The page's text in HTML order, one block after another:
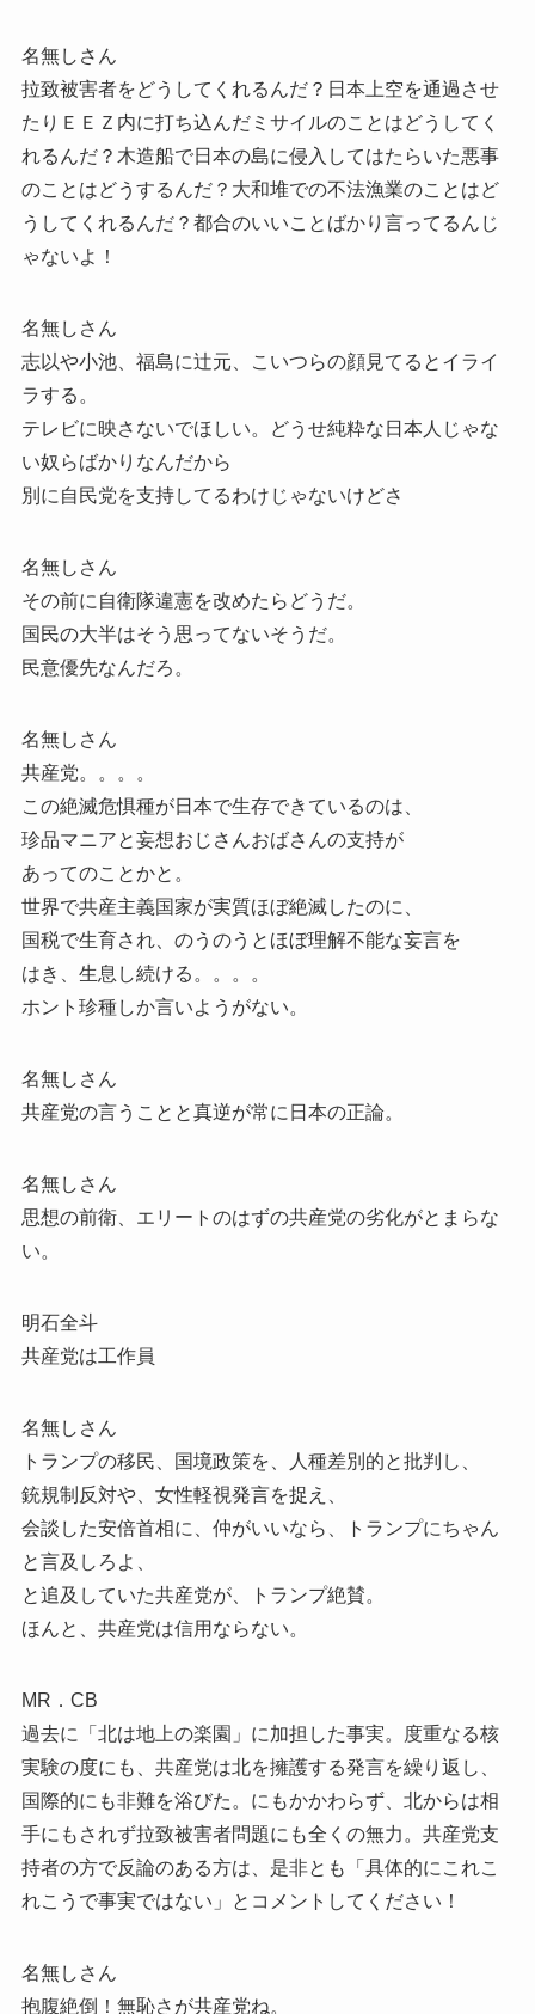
名無しさん
拉致被害者をどうしてくれるんだ？日本上空を通過させ
たりＥＥＺ内に打ち込んだミサイルのことはどうしてく
れるんだ？木造船で日本の島に侵入してはたらいた悪事
のことはどうするんだ？大和堆での不法漁業のことはど
うしてくれるんだ？都合のいいことばかり言ってるんじ
ゃないよ！
名無しさん
志以や小池、福島に辻元、こいつらの顔見てるとイライ
ラする。
テレビに映さないでほしい。どうせ純粋な日本人じゃな
い奴らばかりなんだから
別に自民党を支持してるわけじゃないけどさ
名無しさん
その前に自衛隊違憲を改めたらどうだ。
国民の大半はそう思ってないそうだ。
民意優先なんだろ。
名無しさん
共産党。。。。
この絶滅危惧種が日本で生存できているのは、
珍品マニアと妄想おじさんおばさんの支持が
あってのことかと。
世界で共産主義国家が実質ほぼ絶滅したのに、
国税で生育され、のうのうとほぼ理解不能な妄言を
はき、生息し続ける。。。。
ホント珍種しか言いようがない。
名無しさん
共産党の言うことと真逆が常に日本の正論。
名無しさん
思想の前衛、エリートのはずの共産党の劣化がとまらな
い。
明石全斗
共産党は工作員
名無しさん
トランプの移民、国境政策を、人種差別的と批判し、
銃規制反対や、女性軽視発言を捉え、
会談した安倍首相に、仲がいいなら、トランプにちゃん
と言及しろよ、
と追及していた共産党が、トランプ絶賛。
ほんと、共産党は信用ならない。
MR．CB
過去に「北は地上の楽園」に加担した事実。度重なる核
実験の度にも、共産党は北を擁護する発言を繰り返し、
国際的にも非難を浴びた。にもかかわらず、北からは相
手にもされず拉致被害者問題にも全くの無力。共産党支
持者の方で反論のある方は、是非とも「具体的にこれこ
れこうで事実ではない」とコメントしてください！
名無しさん
抱腹絶倒！無恥さが共産党ね。